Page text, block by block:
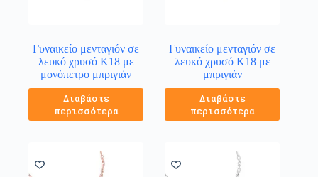
Γυναικείο μενταγιόν σε
λευκό χρυσό Κ18 με
μονόπετρο μπριγιάν
Διαβάστε
περισσότερα
Γυναικείο μενταγιόν σε
λευκό χρυσό Κ18 με
μπριγιάν
Διαβάστε
περισσότερα